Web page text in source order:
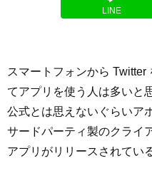
LINE
スマートフォンから Twitter
てアプリを使う人は多いと
公式とは思えないぐらいア
サードパーティ製のクライ
アプリがリリースされている